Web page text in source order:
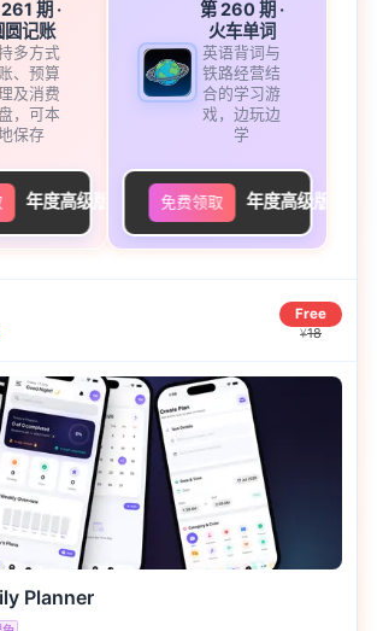
期 ·
圆记账
多方式
、预算
及消费
，可本
保存
年度高级版
第 260 期 ·
火车单词
英语背词与
铁路经营结
合的学习游
戏，边玩边
学
免费领取 年度高级版
Free
¥18
Planner